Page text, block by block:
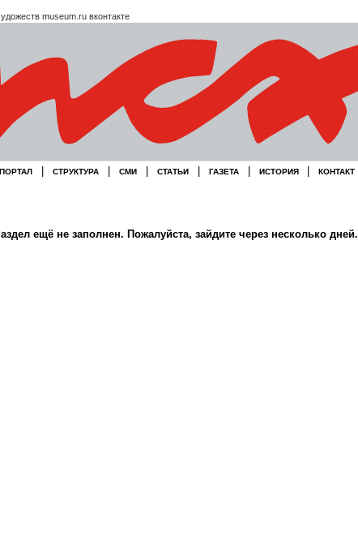
museum.ru вконтакте
ПОРТАЛ СТРУКТУРА СМИ СТАТЬИ ГАЗЕТА ИСТОРИЯ КОНТАКТ
ещё не заполнен. Пожалуйста, зайдите через несколько дней.